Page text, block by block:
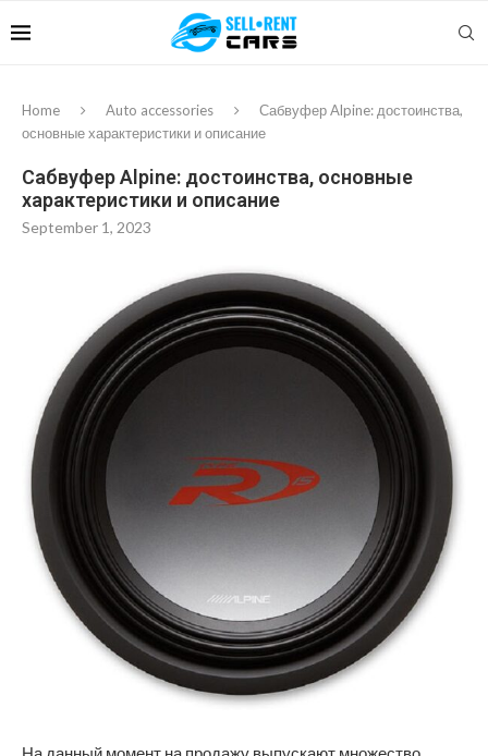
Home Auto accessories
Сабвуфер Alpine: достоинства,
основные характеристики и описание
Сабвуфер Alpine: достоинства, основные
характеристики и описание
September 1, 2023